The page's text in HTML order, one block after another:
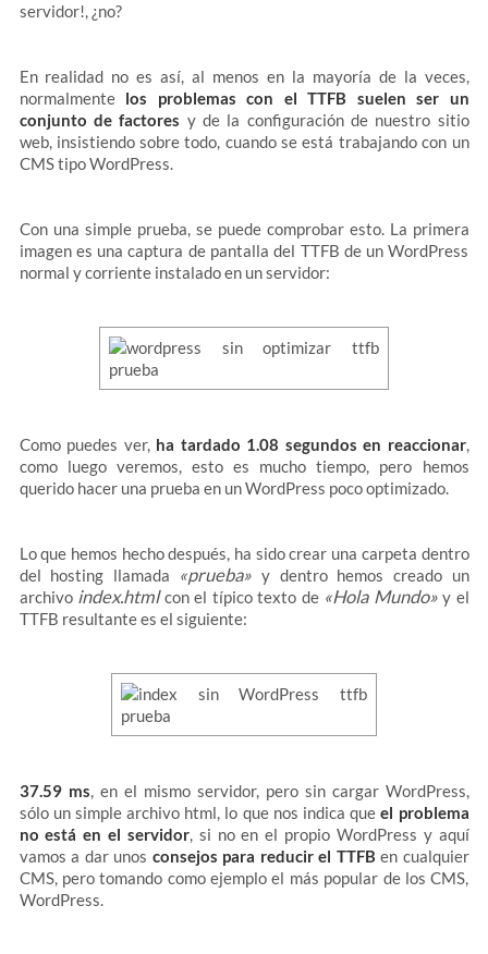
servidor!, ¿no?
En realidad no es así, al menos en la mayoría de la veces,
normalmente los problemas con el TTFB suelen ser un
conjunto de factores y de la configuración de nuestro sitio
web, insistiendo sobre todo, cuando se está trabajando con un
CMS tipo WordPress.
Con una simple prueba, se puede comprobar esto. La primera
imagen es una captura de pantalla del TTFB de un WordPress
normal y corriente instalado en un servidor:
Como puedes ver, ha tardado 1.08 segundos en reaccionar,
como luego veremos, esto es mucho tiempo, pero hemos
querido hacer una prueba en un WordPress poco optimizado.
Lo que hemos hecho después, ha sido crear una carpeta dentro
del hosting llamada «prueba» y dentro hemos creado un
archivo index.htmlcon el típico texto de «Hola Mundo»y el
TTFB resultante es el siguiente:
37.59 ms, en el mismo servidor, pero sin cargar WordPress,
sólo un simple archivo html, lo que nos indica queel problema
no está en el servidor, si no en el propio WordPress y aquí
vamos a dar unos consejos para reducir el TTFB en cualquier
CMS, pero tomando como ejemplo el más popular de los CMS,
WordPress.